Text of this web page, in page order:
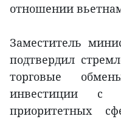
отношении
Заместитель
подтвердил
торговые
инвестиции с
приоритетных